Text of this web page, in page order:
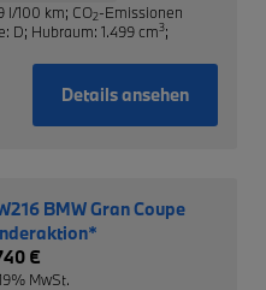
l/100 km; CO2-Emissionen
D; Hubraum: 1.499 cm3;
Details ansehen
BMW Gran Coupe
€
MwSt.